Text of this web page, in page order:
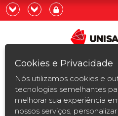
Pós-
Curta
Já sou
Quero ser
ESTUDE
Cookies e Privacidade
Nós utilizamos cookies e
tecnologias semelhantes
melhorar sua experiência
nossos serviços,